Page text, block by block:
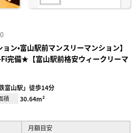
ン•富山駅前マンスリーマンション】
完備★【富山駅前格安ウィークリーマ
富山駅」徒歩14分
積 30.64m²
月額目安